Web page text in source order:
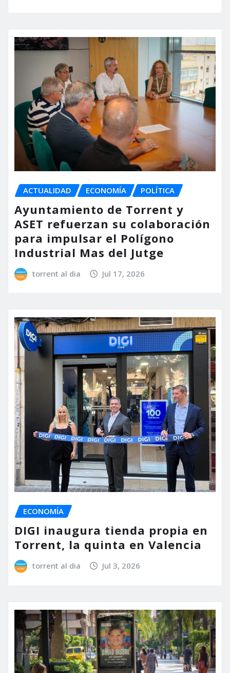
ACTUALIDAD ECONOMÍA POLÍTICA
Ayuntamiento de Torrent y
ASET refuerzan su colaboración
para impulsar el Polígono
Industrial Mas del Jutge
torrent al dia Jul 17, 2026
ECONOMÍA
DIGI inaugura tienda propia en
Torrent, la quinta en Valencia
torrent al dia Jul 3, 2026